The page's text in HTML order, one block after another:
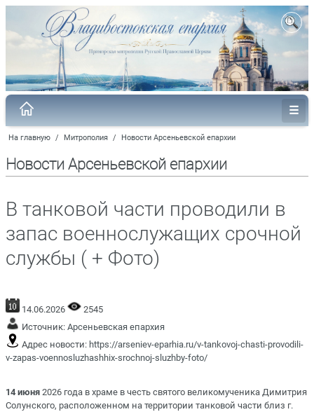
На главную / Митрополия / Новости Арсеньевской епархии
Новости Арсеньевской епархии
В танковой части проводили в
запас военнослужащих срочной
службы ( + Фото)
14.06.2026
2545
Источник: Арсеньевская епархия
Адрес новости: https://arseniev-eparhia.ru/v-tankovoj-chasti-provodili-
v-zapas-voennosluzhashhix-srochnoj-sluzhby-foto/
14 июня 2026 года в храме в честь святого великомученика Димитрия
Солунского, расположенном на территории танковой части близ г.